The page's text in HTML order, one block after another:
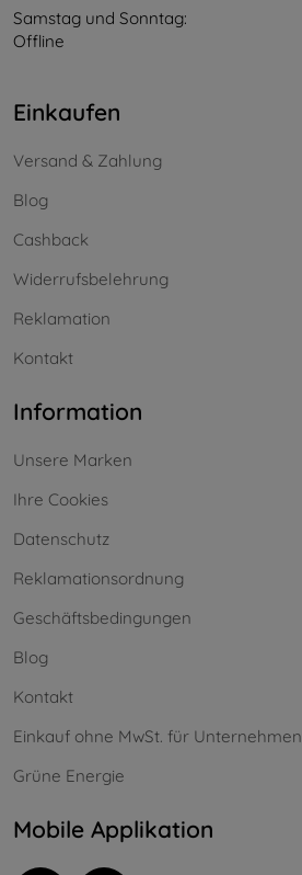
Samstag und Sonntag:
Offline
Einkaufen
Versand & Zahlung
Blog
Cashback
Widerrufsbelehrung
Reklamation
Kontakt
Information
Unsere Marken
Ihre Cookies
Datenschutz
Reklamationsordnung
Geschäftsbedingungen
Blog
Kontakt
Einkauf ohne MwSt. für Unternehmen
Grüne Energie
Mobile Applikation